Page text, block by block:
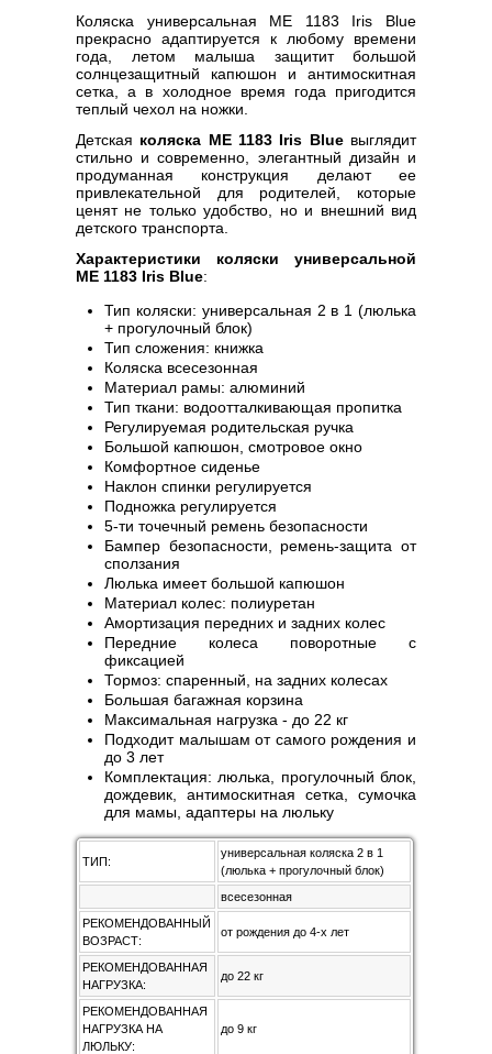
Коляска универсальная ME 1183 Iris Blue
прекрасно адаптируется к любому времени
года, летом малыша защитит большой
солнцезащитный капюшон и антимоскитная
сетка, а в холодное время года пригодится
теплый чехол на ножки.
Детская коляска ME 1183 Iris Blueвыглядит
стильно и современно, элегантный дизайн и
продуманная конструкция делают ее
привлекательной для родителей, которые
ценят не только удобство, но и внешний вид
детского транспорта.
Характеристики коляски универсальной
ME 1183 Iris Blue:
Тип коляски: универсальная 2 в 1 (люлька
+ прогулочный блок)
Тип сложения: книжка
Коляска всесезонная
Материал рамы: алюминий
Тип ткани: водоотталкивающая пропитка
Регулируемая родительская ручка
Большой капюшон, смотровое окно
Комфортное сиденье
Наклон спинки регулируется
Подножка регулируется
5-ти точечный ремень безопасности
Бампер безопасности, ремень-защита от
сползания
Люлька имеет большой капюшон
Материал колес: полиуретан
Амортизация передних и задних колес
Передние колеса поворотные с
фиксацией
Тормоз: спаренный, на задних колесах
Большая багажная корзина
Максимальная нагрузка - до 22 кг
Подходит малышам от самого рождения и
до 3 лет
Комплектация: люлька, прогулочный блок,
дождевик, антимоскитная сетка, сумочка
для мамы, адаптеры на люльку
ТИП:
универсальная коляска 2 в 1
(люлька + прогулочный блок)
всесезонная
РЕКОМЕНДОВАННЫЙ
ВОЗРАСТ:
от рождения до 4-х лет
РЕКОМЕНДОВАННАЯ
НАГРУЗКА:
до 22 кг
РЕКОМЕНДОВАННАЯ
НАГРУЗКА НА
ЛЮЛЬКУ:
до 9 кг